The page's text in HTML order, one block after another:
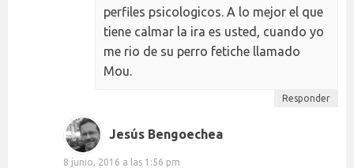
perfiles psicologicos. A lo mejor el que
tiene calmar la ira es usted, cuando yo
me rio de su perro fetiche llamado
Mou.
Responder
Jesús Bengoechea
8 junio, 2016 a las 1:56 pm